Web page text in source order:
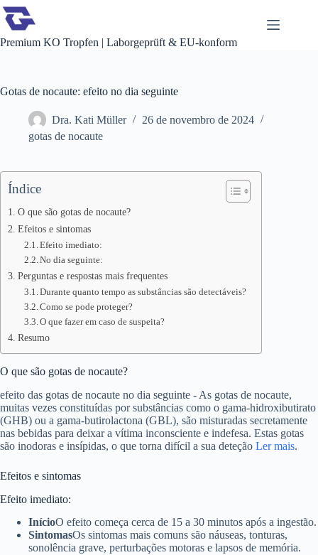
Pular
para
conteúdo
Premium KO Tropfen | Laborgeprüft & EU-konform
Gotas de nocaute: efeito no dia seguinte
Dra. Kati Müller
26 de novembro de 2024
gotas de nocaute
Índice
O que são gotas de nocaute?
Efeitos e sintomas
Efeito imediato:
No dia seguinte:
Perguntas e respostas mais frequentes
Durante quanto tempo as substâncias são detectáveis?
Como se pode proteger?
O que fazer em caso de suspeita?
Resumo
O que são gotas de nocaute?
efeito das gotas de nocaute no dia seguinte - As gotas de nocaute,
muitas vezes constituídas por substâncias como o gama-hidroxibutirato
(GHB) ou a gama-butirolactona (GBL), são misturadas secretamente
nas bebidas para deixar a vítima inconsciente e indefesa. Estas gotas
são inodoras e insípidas, o que torna difícil a sua deteção Ler mais.
Efeitos e sintomas
Efeito imediato:
InícioO efeito começa cerca de 15 a 30 minutos após a ingestão.
SintomasOs sintomas mais comuns são náuseas, tonturas,
sonolência grave, perturbações motoras e lapsos de memória.